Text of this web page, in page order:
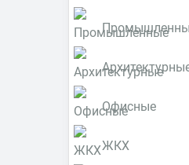
Офисные
ЖКХ